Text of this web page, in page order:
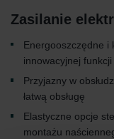
Zasilanie
Energooszczędne i
innowacyjnej
Przyjazny w
łatwą obsługę
Elastyczne opcje
montażu